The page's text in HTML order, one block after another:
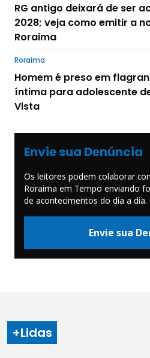
RG antigo deixará de ser
2028; veja como emitir a
Roraima
Roraima
Homem é preso em
íntima para adolescente
Vista
Envie sua Denúncia
Os leitores podem colaborar
Roraima em Tempo enviando
de acontecimentos do dia a dia.
Envie sua
+Lidas